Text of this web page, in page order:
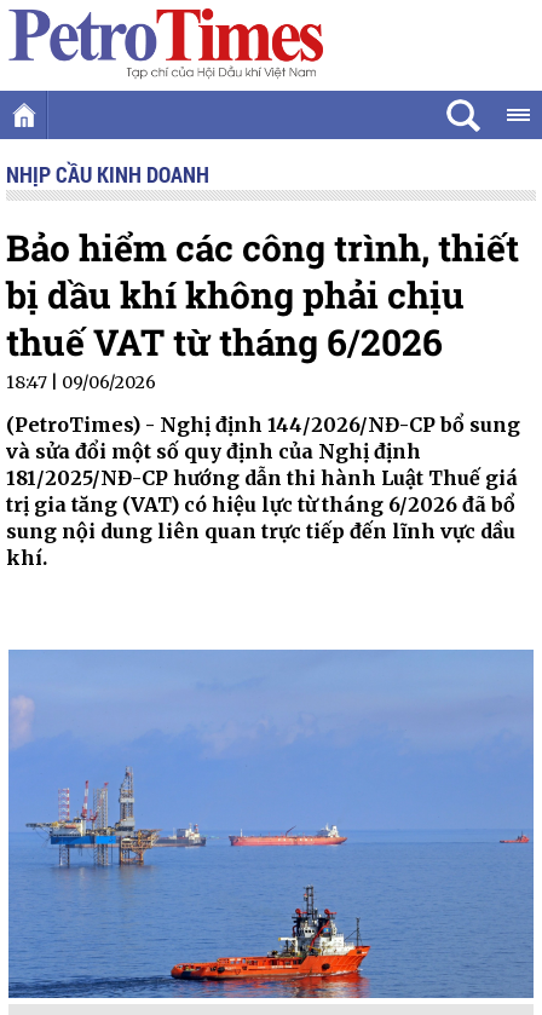
NHỊP CẦU KINH DOANH
Bảo hiểm các công trình, thiết
bị dầu khí không phải chịu
thuế VAT từ tháng 6/2026
18:47 | 09/06/2026
(PetroTimes) - Nghị định 144/2026/NĐ-CP bổ sung
và sửa đổi một số quy định của Nghị định
181/2025/NĐ-CP hướng dẫn thi hành Luật Thuế giá
trị gia tăng (VAT) có hiệu lực từ tháng 6/2026 đã bổ
sung nội dung liên quan trực tiếp đến lĩnh vực dầu
khí.